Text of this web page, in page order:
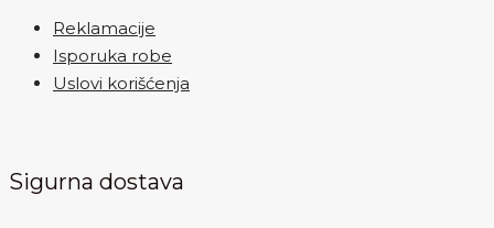
Reklamacije
Isporuka robe
Uslovi korišćenja
Sigurna dostava